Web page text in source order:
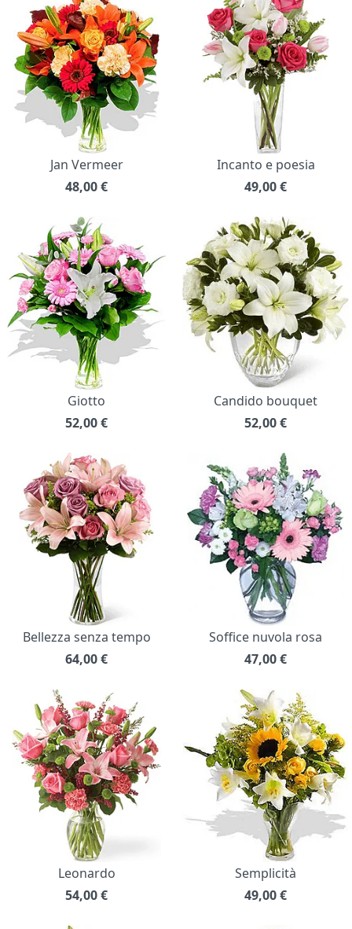
Jan Vermeer
48,00€
Incanto e poesia
49,00€
Giotto
52,00€
Candido bouquet
52,00€
Bellezza senza tempo
64,00€
Soffice nuvola rosa
47,00€
Leonardo
54,00€
Semplicità
49,00€